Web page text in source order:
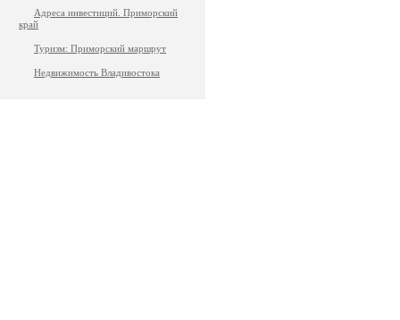
Адреса инвестиций. Приморский
край
Туризм: Приморский маршрут
Недвижимость Владивостока